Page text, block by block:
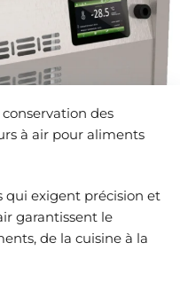
des
à air pour aliments
qui exigent précision et
garantissent le
de la cuisine à la